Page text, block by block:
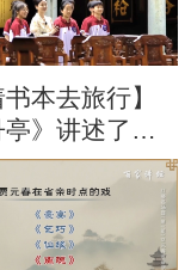
书本去旅行】
亭》讲述了一
爱情故事？